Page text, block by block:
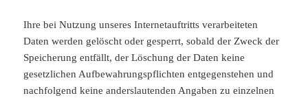
Ihre bei Nutzung unseres Internetauftritts verarbeiteten
Daten werden gelöscht oder gesperrt, sobald der Zweck der
Speicherung entfällt, der Löschung der Daten keine
gesetzlichen Aufbewahrungspflichten entgegenstehen und
nachfolgend keine anderslautenden Angaben zu einzelnen